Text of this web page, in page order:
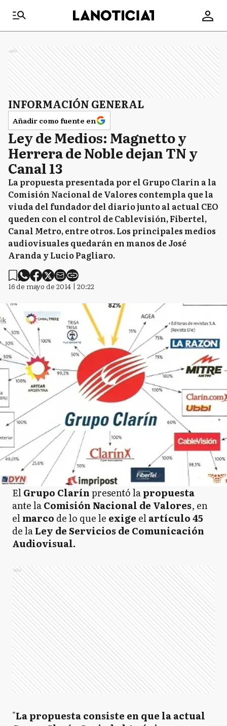
Ads
INFORMACIÓN GENERAL
Añadir como fuente en
Ley de Medios: Magnetto y
Herrera de Noble dejan TN y
Canal 13
La propuesta presentada por el Grupo Clarín a la
Comisión Nacional de Valores contempla que la
viuda del fundador del diario junto al actual CEO
queden con el control de Cablevisión, Fibertel,
Canal Metro, entre otros. Los principales medios
audiovisuales quedarán en manos de José
Aranda y Lucio Pagliaro.
16 de mayo de 2014 | 20:22
ElGrupo Clarínpresentó lapropuesta
ante laComisión Nacional de Valores, en
elmarco de lo que le exige elartículo 45
de laLey de Servicios de Comunicación
Audiovisual.
Ads
"La propuesta consiste en que la actual